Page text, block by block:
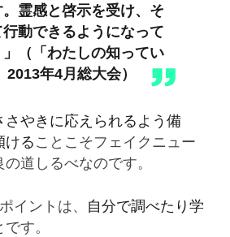
霊感と啓示を受け、そ
動できるようになって
」（「わたしの知ってい
年4月総大会）
さやきに応えられるよう備
けることこそフェイクニュー
道しるべなのです。
イントは、 自分で調べたり学
す。